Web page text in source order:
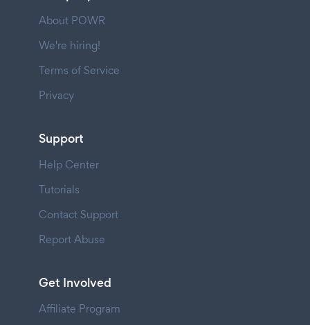
About POWR
We're hiring!
Terms of Service
Privacy
Support
Help Center
Tutorials
Contact Support
Report Abuse
Get Involved
Affiliate Program